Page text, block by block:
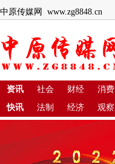
中原传媒网 www.zg8848.cn
资讯 社会 财经 消费
快讯
法制 经济 观察